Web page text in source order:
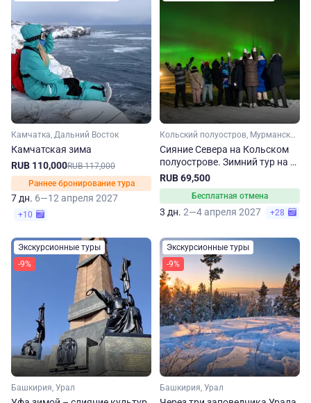
Камчатка, Дальний Восток
Камчатская зима
RUB 110,000RUB 117,000
Раннее бронирование тура
7 дн. 6—12 апреля 2027
+10
Кольский полуостров, Мурманская область, Арктика
Сияние Севера на Кольском
полуострове. Зимний тур на 3
дня
RUB 69,500
Бесплатная отмена
3 дн. 2—4 апреля 2027 +28
Экскурсионные туры
-9%
Башкирия, Урал
Экскурсионные туры
-9%
Башкирия, Урал